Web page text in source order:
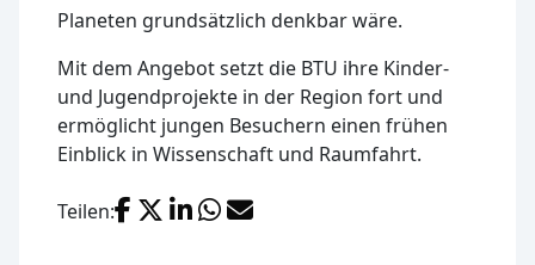
Planeten grundsätzlich denkbar wäre.
Mit dem Angebot setzt die BTU ihre Kinder-
und Jugendprojekte in der Region fort und
ermöglicht jungen Besuchern einen frühen
Einblick in Wissenschaft und Raumfahrt.
Teilen: Facebook
X (Twitter)
LinkedIn
WhatsApp